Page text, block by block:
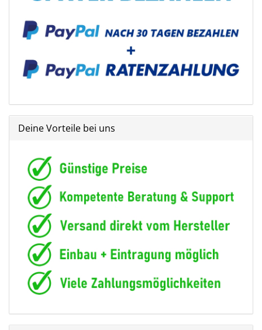
Deine Vorteile bei uns